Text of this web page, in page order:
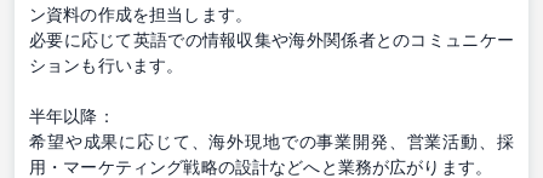
ン資料の作成を担当します。
必要に応じて英語での情報収集や海外関係者とのコミュニケー
ションも行います。
半年以降：
希望や成果に応じて、海外現地での事業開発、営業活動、採
用・マーケティング戦略の設計などへと業務が広がります。